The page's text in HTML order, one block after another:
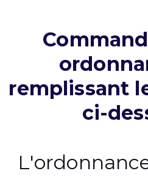
remplissant
ci-